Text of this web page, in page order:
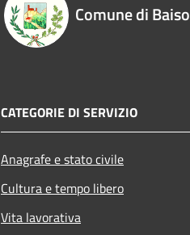
Comune di Baiso
CATEGORIE DI SERVIZIO
Anagrafe e stato civile
Cultura e tempo libero
Vita lavorativa